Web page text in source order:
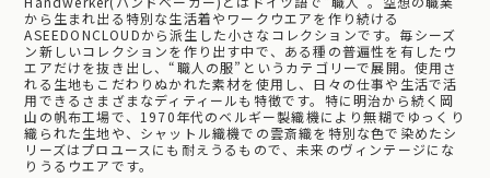
から生まれ出る特別な生活着やワークウエアを作り続ける
ASEEDONCLOUDから派生した小さなコレクションです。毎シーズ
ン新しいコレクションを作り出す中で、ある種の普遍性を有したウ
エアだけを抜き出し、“職人の服”というカテゴリーで展開。使用さ
れる生地もこだわりぬかれた素材を使用し、日々の仕事や生活で活
用できるさまざまなディティールも特徴です。特に明治から続く岡
山の帆布工場で、1970年代のベルギー製織機により無糊でゆっくり
織られた生地や、シャットル織機での雲斎織を特別な色で染めたシ
リーズはプロユースにも耐えうるもので、未来のヴィンテージにな
りうるウエアです。